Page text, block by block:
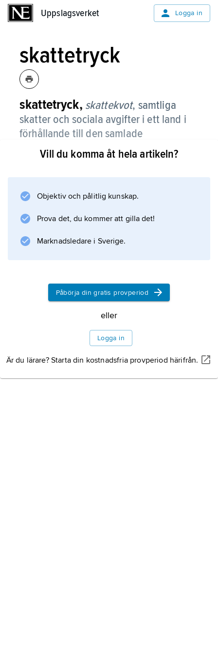
Uppslagsverket Logga in
skattetryck
skattetryck, skattekvot, samtliga
skatter och sociala avgifter i ett land i
förhållande till den samlade
produktionen, i allmänhet
bruttonationalprodukten (BNP).
att möjliggöra internationella jämförelser.
utgifter, till exempel för sjukvård, är i somliga
länder skattefinansierade, i andra finansierade
genom försäkringar.
Information om artikeln
Vill du komma åt hela artikeln?
Objektiv och pålitlig kunskap.
Prova det, du kommer att gilla det!
Marknadsledare i Sverige.
Påbörja din gratis provperiod
eller
Logga in
Är du lärare? Starta din kostnadsfria provperiod härifrån.